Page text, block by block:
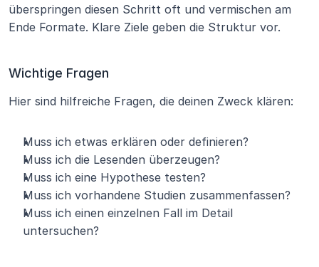
überspringen diesen Schritt oft und vermischen am
Ende Formate. Klare Ziele geben die Struktur vor.
Wichtige Fragen
Hier sind hilfreiche Fragen, die deinen Zweck klären:
Muss ich etwas erklären oder definieren?
Muss ich die Lesenden überzeugen?
Muss ich eine Hypothese testen?
Muss ich vorhandene Studien zusammenfassen?
Muss ich einen einzelnen Fall im Detail
untersuchen?